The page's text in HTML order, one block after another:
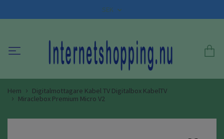
SEK
Hem
Digitalmottagare Kabel TV Digitalbox KabelTV
Miraclebox Premium Micro V2